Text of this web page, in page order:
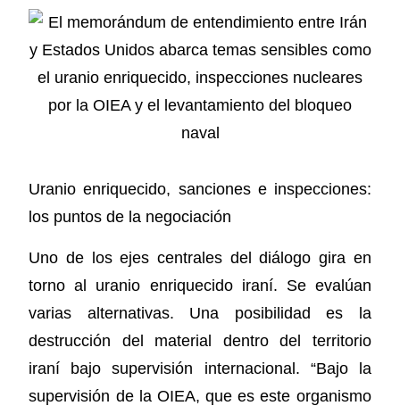
Uranio enriquecido, sanciones e inspecciones:
los puntos de la negociación
Uno de los ejes centrales del diálogo gira en
torno al uranio enriquecido iraní. Se evalúan
varias alternativas. Una posibilidad es la
destrucción del material dentro del territorio
iraní bajo supervisión internacional. “Bajo la
supervisión de la OIEA, que es este organismo